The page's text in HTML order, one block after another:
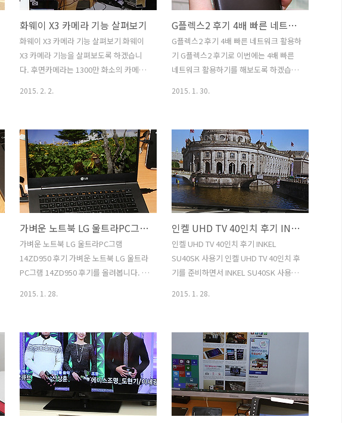
에 남은 음식을 랩에 쌓아 놓기에 너무 편
합니다. 게다가 랩커터기 인테리어 소품
으로 불릴만큼 듀플랩 300은 모양도 상당
히 깔끔합니다. 여러가지 색상이 있으며
디자인도 이뻐서 부엌에 놓으면 뭔가 환
러이니까요. 기존과는 다르게 S-ATA 전원
을 추가로 달아서 좀 더 안정적이 전원을
공급하게 했습니다. 플렉스터 M6e 블랙
에디션 용량은 128GB 256GB 512GB 3
가지가 있으며, PCIe 2.0 x4 인터페이스
화웨이 X3 카메라 기능 살펴보기
화웨이 X3 카메라 기능 살펴보기 화웨이
X3 카메라 기능을 살펴보도록 하겠습니
다. 후면카메라는 1300만 화소의 카메라
을 수 도 있습니다. 다만 전면카메라를
500만화소를 넣어서 화웨이 X3 카메라는
꽤 쓸만해졌습니다. 최근들어서는 셀카봉
을 들고 여행을 하면서 사진찍는 사람들
이 많아졌습니다. 과거에는 디지털카메라
를 들고 사진을 대신 찍어달라고 옆사람
에게 부탁하곤 했는데요. 요즘에는 스마
트폰으로도 꽤 쓸만한 사진을 찍을 수 있
게 되어서 남에게 부탁하지 않고 손으로
들고 찍거나 또는 셀카봉으로 찍는 사람
이 더 많아졌다는 것이죠. 화웨이 X3 카메
각도 좀 ..
2015. 2. 2.
G플렉스2 후기 4배 빠른 네트워크 활용하기
G플렉스2 후기 4배 빠른 네트워크 활용하
기 G플렉스2 후기로 이번에는 4배 빠른
네트워크 활용하기를 해보도록 하겠습니
LTE를 이용할 수 있는데요. 다운로드 속도
가 빨라지면 뭘 할 수 있는지 이번 G플렉
스2 후기에서 설명드리죠. 밖에 나왔을 때
스마트폰 테더링을 통해서 노트북으로 인
터넷을 자주 합니다. 블로깅을 할 때에도
필요하구요. 뭔가 필요한 문서등을 만들
때에도 필요하죠. 그런데 네트워크 속도
가 느리면 상당히 답답합니다. 과거에 3G
요금제로 테더링을 해보신분은 알겠지만
지금은 속도가 느려서 못하죠. 시골에 가
서 하려면 더 느려서 힘듭니다. 유플러스
2015. 1. 30.
가벼운 노트북 LG 울트라PC그램 14ZD950 후기
가벼운 노트북 LG 울트라PC그램
14ZD950 후기 가벼운 노트북 LG 울트라
PC그램 14ZD950 후기를 올려봅니다. 5
진것이 특징 입니다. 기존의 13인치에서
14인치로 화면이 더 커졌음에도 무게가
980g 인 가벼운 노트북 14ZD950 후기를
준비하면서 어느 부분을 보여드려야할지
고민을 여러가지로 해봤습니다. 제가 처
음 사용해보고 그전의 노트북들과 달라진
점 그리고 좋아진점 위주로 설명을 해보
2015. 1. 28.
인켈 UHD TV 40인치 후기 INKEL SU40SK 사용기
인켈 UHD TV 40인치 후기 INKEL
SU40SK 사용기 인켈 UHD TV 40인치 후
기를 준비하면서 INKEL SU40SK 사용을
INKEL 하면 떠오르는게 사실 제 경우에는
스피커이긴 한데요. 인켈 UHD TV 40인치
후기를 적으면서 인켈에서도 UHDTV를
준비하는구나 하고 생각을 했었습니다.
스피커 쪽에서는 상당히 전통과 명성을
이어왔고 명품이라는 이미지를 가지고 있
는데 TV에서도 그런 모습을 보여줄지 기
2015. 1. 28.